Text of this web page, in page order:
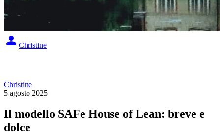
Christine
Christine
5 agosto 2025
Il modello SAFe House of Lean: breve e
dolce